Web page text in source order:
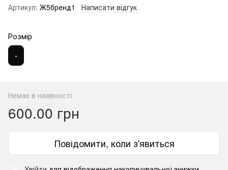
Артикул: Ж5бренд1 Написати відгук
Розмір
-
Немає в наявності
600.00 грн
Повідомити, коли з'явиться